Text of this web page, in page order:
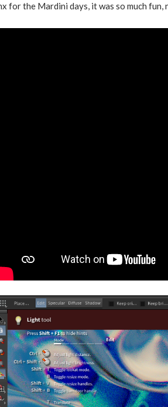
for the Mardini days, it was so much